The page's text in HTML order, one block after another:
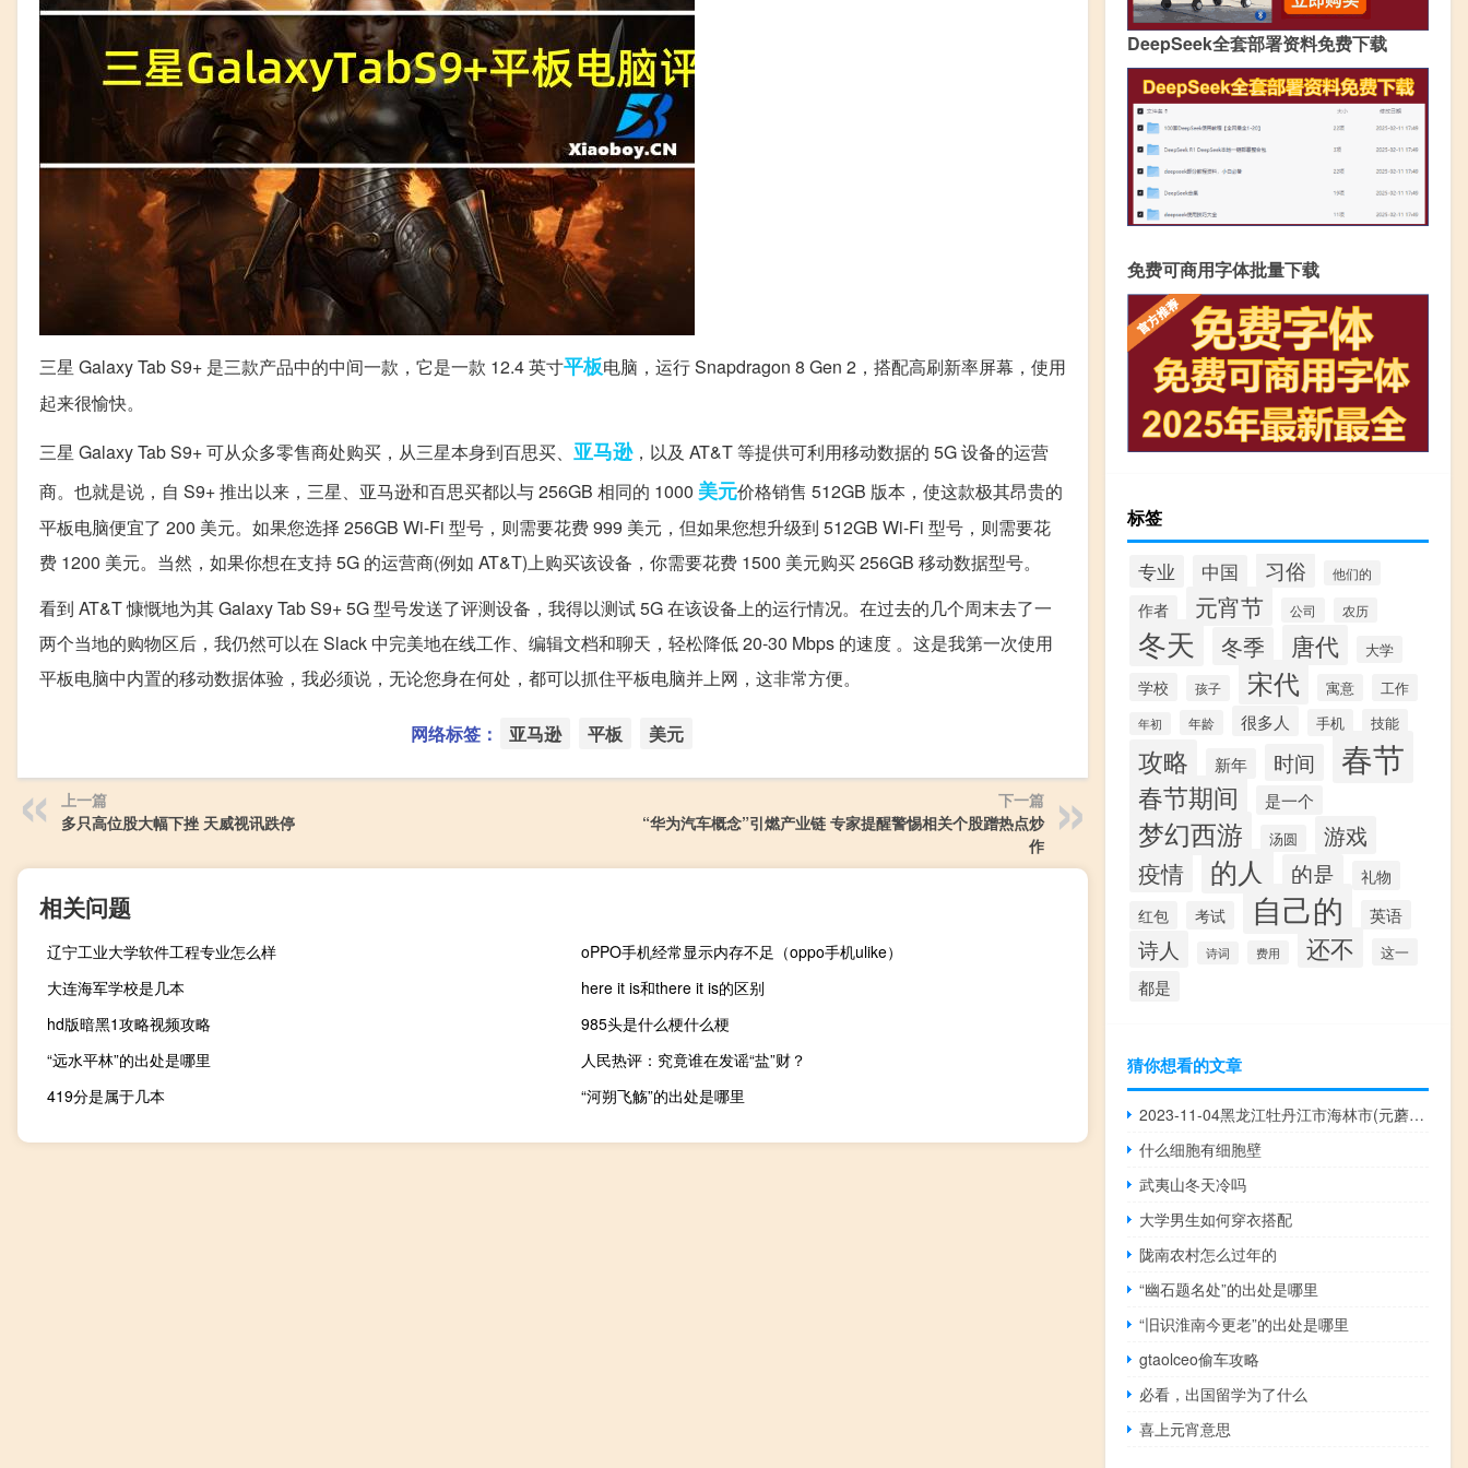
三星 Galaxy Tab S9+ 是三款产品中的中间一款，它是一款 12.4 英寸平板电脑，运行 Snapdragon 8 Gen 2，搭配高刷新率屏幕，使用
起来很愉快。
三星 Galaxy Tab S9+ 可从众多零售商处购买，从三星本身到百思买、 亚马逊，以及 AT&T 等提供可利用移动数据的 5G 设备的运营
商。也就是说，自 S9+ 推出以来，三星、亚马逊和百思买都以与 256GB 相同的 1000 美元价格销售 512GB 版本，使这款极其昂贵的
平板电脑便宜了 200 美元。如果您选择 256GB Wi-Fi 型号，则需要花费 999 美元，但如果您想升级到 512GB Wi-Fi 型号，则需要花
费 1200 美元。当然，如果你想在支持 5G 的运营商(例如 AT&T)上购买该设备，你需要花费 1500 美元购买 256GB 移动数据型号。
看到 AT&T 慷慨地为其 Galaxy Tab S9+ 5G 型号发送了评测设备，我得以测试 5G 在该设备上的运行情况。在过去的几个周末去了一
两个当地的购物区后，我仍然可以在 Slack 中完美地在线工作、编辑文档和聊天，轻松降低 20-30 Mbps 的速度 。这是我第一次使用
平板电脑中内置的移动数据体验，我必须说，无论您身在何处，都可以抓住平板电脑并上网，这非常方便。
网络标签： 亚马逊 平板 美元
上一篇
多只高位股大幅下挫 天威视讯跌停
下一篇
“华为汽车概念”引燃产业链 专家提醒警惕相关个股蹭热点炒
作
相关问题
辽宁工业大学软件工程专业怎么样
oPPO手机经常显示内存不足（oppo手机ulike）
大连海军学校是几本
here it is和there it is的区别
hd版暗黑1攻略视频攻略
985头是什么梗什么梗
“远水平林”的出处是哪里
人民热评：究竟谁在发谣“盐”财？
419分是属于几本
“河朔飞觞”的出处是哪里
DeepSeek全套部署资料免费下载
免费可商用字体批量下载
标签
专业 中国 习俗 他们的
作者 元宵节 公司 农历
冬天 冬季 唐代 大学
学校 孩子 宋代 寓意 工作
年初 年龄 很多人 手机 技能
攻略 新年 时间 春节
春节期间 是一个
梦幻西游 汤圆 游戏
疫情 的人 的是 礼物
红包 考试 自己的 英语
诗人 诗词 费用 还不 这一
都是
猜你想看的文章
2023-11-04黑龙江牡丹江市海林市(元蘑)的报价是多少
什么细胞有细胞壁
武夷山冬天冷吗
大学男生如何穿衣搭配
陇南农村怎么过年的
“幽石题名处”的出处是哪里
“旧识淮南今更老”的出处是哪里
gtaolceo偷车攻略
必看，出国留学为了什么
喜上元宵意思